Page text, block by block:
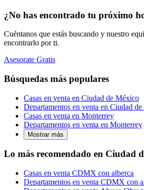
¿No has encontrado tu próximo
Cuéntanos que estás buscando y nuestro
encontrarlo por ti.
Asesorate Gratis
Búsquedas más populares
Casas en venta en Ciudad de México
Departamentos en venta en Ciudad
Casas en venta en Monterrey
Departamentos en venta en Monterrey
Mostrar más
Lo más recomendado en Ciudad
Casas en venta CDMX con alberca
Departamentos en venta CDMX con